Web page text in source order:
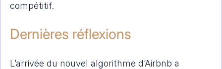
compétitif.
Dernières réflexions
L’arrivée du nouvel algorithme d’Airbnb a